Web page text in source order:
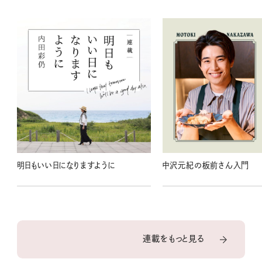
明日もいい日になりますように 中沢元紀の板前さん入門
連載をもっと見る